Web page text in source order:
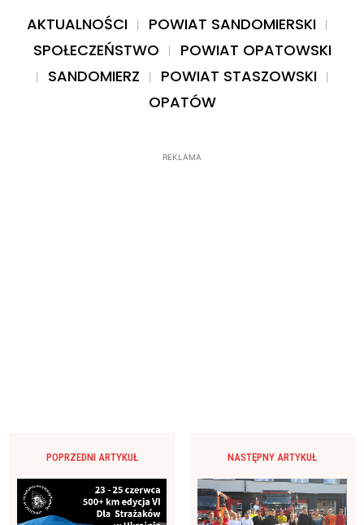
AKTUALNOŚCI
POWIAT SANDOMIERSKI
SPOŁECZEŃSTWO
POWIAT OPATOWSKI
SANDOMIERZ
POWIAT STASZOWSKI
OPATÓW
REKLAMA
POPRZEDNI ARTYKUŁ NASTĘPNY ARTYKUŁ